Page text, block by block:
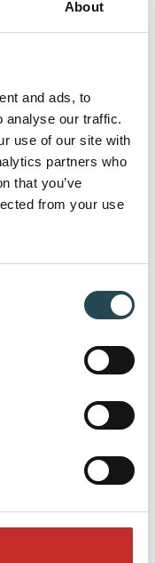
About
and ads, to
analyse our traffic.
use of our site with
partners who
that you’ve
from your use
auf die am
unsere
und